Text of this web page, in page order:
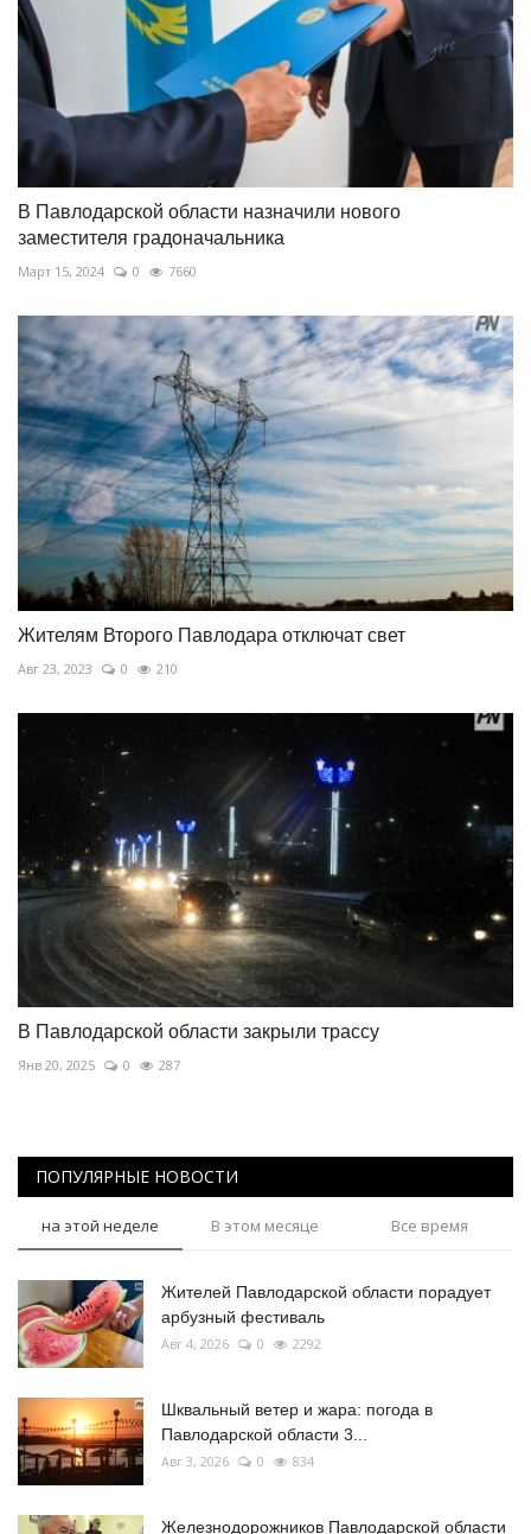
В Павлодарской области назначили нового
заместителя градоначальника
Март 15, 2024 0 7660
Жителям Второго Павлодара отключат свет
Авг 23, 2023 0 210
В Павлодарской области закрыли трассу
Янв 20, 2025 0 287
ПОПУЛЯРНЫЕ НОВОСТИ
на этой неделе В этом месяце Все время
Жителей Павлодарской области порадует
арбузный фестиваль
Авг 4, 2026 0 2292
Шквальный ветер и жара: погода в
Павлодарской области 3...
Авг 3, 2026 0 834
Железнодорожников Павлодарской области